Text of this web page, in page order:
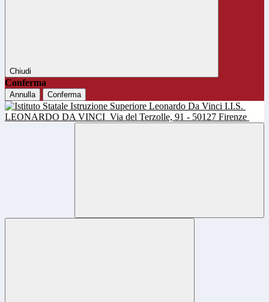
Chiudi
Conferma
Annulla Conferma
I.I.S.
LEONARDO DA VINCI Via del Terzolle, 91 - 50127 Firenze